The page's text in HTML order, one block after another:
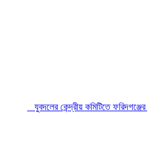
যুবদলের কেন্দ্রীয় কমিটিতে ফরিদগঞ্জের